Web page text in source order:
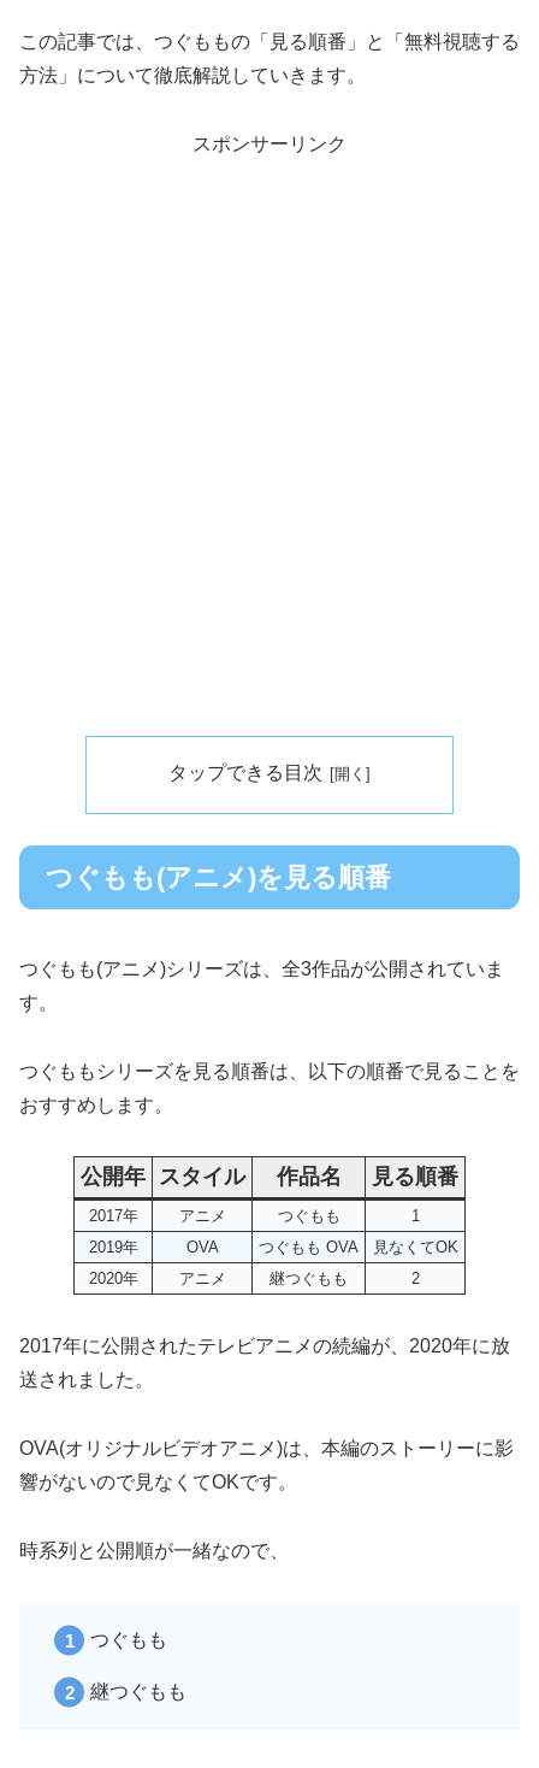
この記事では、つぐももの「見る順番」と「無料視聴する
方法」について徹底解説していきます。
スポンサーリンク
タップできる目次
つぐもも(アニメ)を見る順番
つぐもも(アニメ)シリーズは、全3作品が公開されていま
す。
つぐももシリーズを見る順番は、以下の順番で見ることを
おすすめします。
公開年 スタイル 作品名 見る順番
2017年 アニメ つぐもも
1
2019年
OVA つぐもも OVA
見なくてOK
2020年
アニメ 継つぐもも 2
2017年に公開されたテレビアニメの続編が、2020年に放
送されました。
OVA(オリジナルビデオアニメ)は、本編のストーリーに影
響がないので見なくてOKです。
時系列と公開順が一緒なので、
つぐもも
継つぐもも